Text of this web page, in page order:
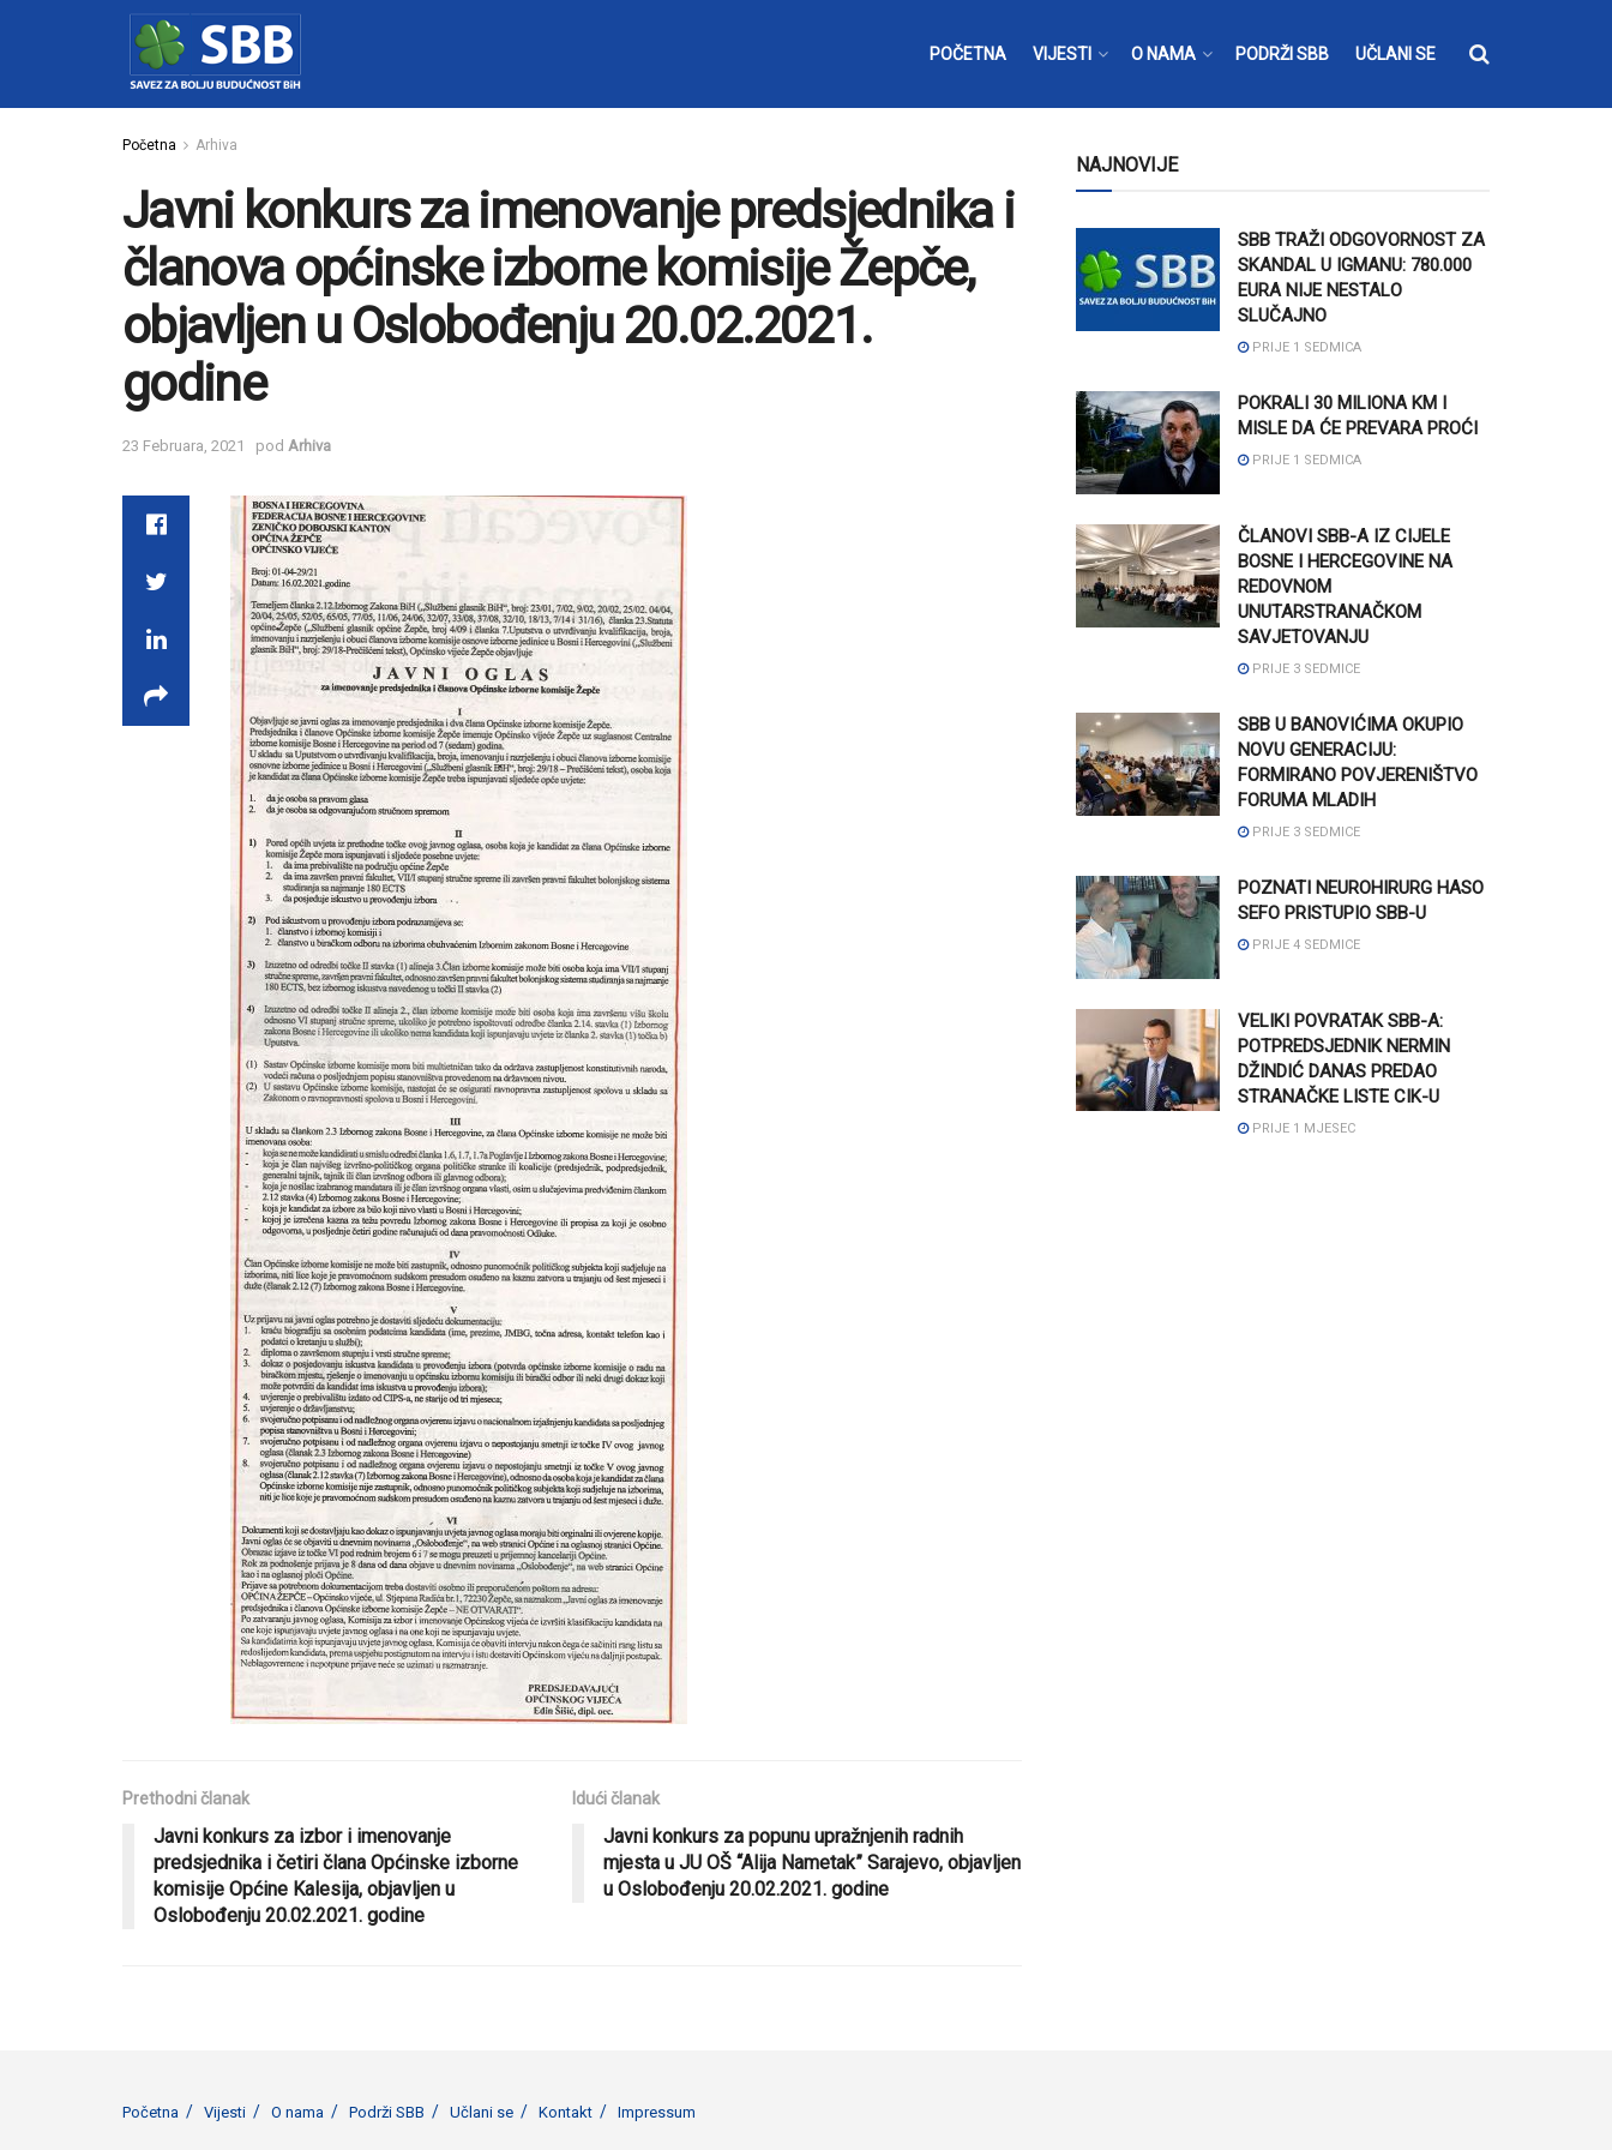
POČETNA VIJESTI O NAMA PODRŽI SBB UČLANI SE
Početna Arhiva
Javni konkurs za imenovanje predsjednika i
članova općinske izborne komisije Žepče,
objavljen u Oslobođenju 20.02.2021.
godine
23 Februara, 2021 pod Arhiva
Prethodni članak
Javni konkurs za izbor i imenovanje
predsjednika i četiri člana Općinske izborne
komisije Općine Kalesija, objavljen u
Oslobođenju 20.02.2021. godine
Idući članak
Javni konkurs za popunu upražnjenih radnih
mjesta u JU OŠ “Alija Nametak” Sarajevo, objavljen
u Oslobođenju 20.02.2021. godine
NAJNOVIJE
SBB TRAŽI ODGOVORNOST ZA
SKANDAL U IGMANU: 780.000
EURA NIJE NESTALO
SLUČAJNO
PRIJE 1 SEDMICA
POKRALI 30 MILIONA KM I
MISLE DA ĆE PREVARA PROĆI
PRIJE 1 SEDMICA
ČLANOVI SBB-A IZ CIJELE
BOSNE I HERCEGOVINE NA
REDOVNOM
UNUTARSTRANAČKOM
SAVJETOVANJU
PRIJE 3 SEDMICE
SBB U BANOVIĆIMA OKUPIO
NOVU GENERACIJU:
FORMIRANO POVJERENIŠTVO
FORUMA MLADIH
PRIJE 3 SEDMICE
POZNATI NEUROHIRURG HASO
SEFO PRISTUPIO SBB-U
PRIJE 4 SEDMICE
VELIKI POVRATAK SBB-A:
POTPREDSJEDNIK NERMIN
DŽINDIĆ DANAS PREDAO
STRANAČKE LISTE CIK-U
PRIJE 1 MJESEC
Početna Vijesti O nama Podrži SBB Učlani se Kontakt Impressum